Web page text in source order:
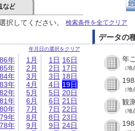
択してください。 検索条件を全てクリア
年月日の選択をクリア
年
年
年
年
年
年
年
年
年
1月
2月
3月
4月
5月
6月
7月
8月
9月
1日
2日
3日
4日
5日
6日
7日
8日
9日
16日
17日
18日
19日
20日
21日
22日
23日
24日
データの
年
（
（
観
（